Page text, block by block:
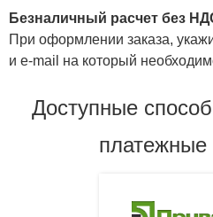
Безналичный расчет без
При оформлении заказа,
и e-mail на который
Доступные